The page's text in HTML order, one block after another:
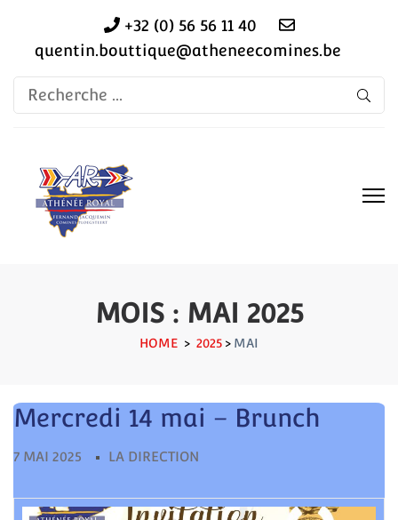
+32 (0) 56 56 11 40
quentin.bouttique@atheneecomines.be
Recherche
pour:
MOIS : MAI 2025
HOME > 2025 > MAI
Mercredi 14 mai – Brunch
7 MAI 2025 LA DIRECTION
Recherche